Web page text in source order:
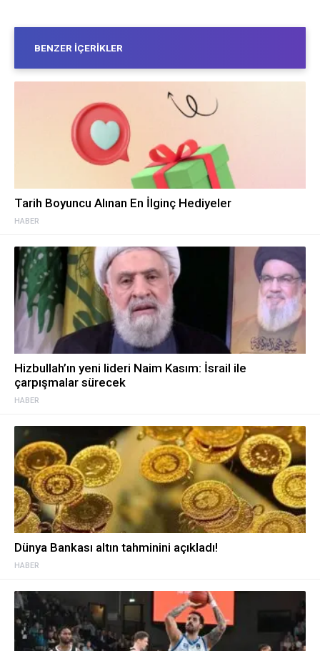
BENZER İÇERIKLER
HABER
Tarih Boyuncu Alınan En İlginç Hediyeler
HABER
Hizbullah’ın yeni lideri Naim Kasım: İsrail ile
çarpışmalar sürecek
HABER
Dünya Bankası altın tahminini açıkladı!